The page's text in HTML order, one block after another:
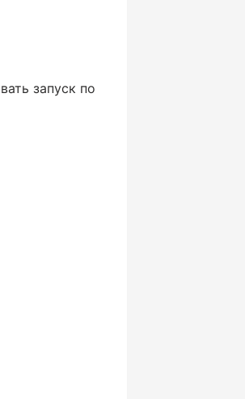
запуск по